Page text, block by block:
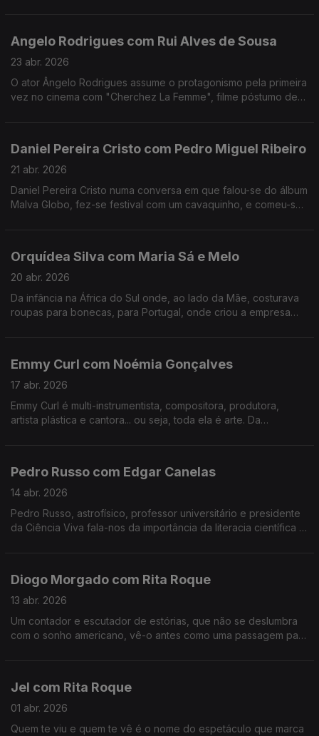
Angelo Rodrigues com Rui Alves de Sousa
23 abr. 2026
O ator Ângelo Rodrigues assume o protagonismo pela primeira
vez no cinema com "Cherchez La Femme", filme póstumo de
Daniel Pereira Cristo com Pedro Miguel Ribeiro
21 abr. 2026
Daniel Pereira Cristo numa conversa em que falou-se do álbum
Malva Globo, fez-se festival com um cavaquinho, e comeu-se
Orquídea Silva com Maria Sá e Melo
20 abr. 2026
Da infância na África do Sul onde, ao lado da Mãe, costurava
roupas para bonecas, para Portugal, onde criou a empresa
Emmy Curl com Noémia Gonçalves
17 abr. 2026
Emmy Curl é multi-instrumentista, compositora, produtora,
artista plástica e cantora... ou seja, toda ela é arte. Da
Pedro Russo com Edgar Canelas
14 abr. 2026
Pedro Russo, astrofísico, professor universitário e presidente
da Ciência Viva fala-nos da importância da literacia científica e
Diogo Morgado com Rita Roque
13 abr. 2026
Um contador e escutador de estórias, que não se deslumbra
com o sonho americano, vê-o antes como uma passagem para
Jel com Rita Roque
01 abr. 2026
Quem te viu e quem te vê é o nome do espetáculo que marca